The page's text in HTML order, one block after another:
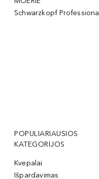
Schwarzkopf Professional
POPULIARIAUSIOS
KATEGORIJOS
Kvepalai
Išpardavimas